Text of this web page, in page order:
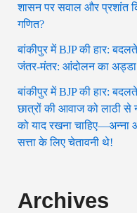
शासन पर सवाल और प्रशांत
गणित?
बांकीपुर में BJP की हार:
जंतर-मंतर: आंदोलन का अड्डा
बांकीपुर में BJP की हार:
छात्रों की आवाज को लाठी से
को याद रखना चाहिए—अन्ना
सत्ता के लिए चेतावनी थे!
Archives